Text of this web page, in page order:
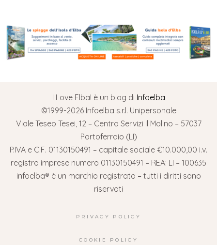
I Love Elba! è un blog di Infoelba
©1999-2026 Infoelba s.r.l. Unipersonale
Viale Teseo Tesei, 12 – Centro Servizi Il Molino – 57037
Portoferraio (LI)
P.IVA e C.F. 01130150491 – capitale sociale €10.000,00 i.v.
registro imprese numero 01130150491 – REA: LI – 100635
infoelba® è un marchio registrato – tutti i diritti sono
riservati
PRIVACY POLICY
COOKIE POLICY